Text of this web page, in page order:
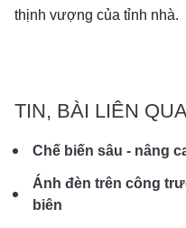
thịnh vượng của tỉnh nhà.
TIN, BÀI LIÊN
Chế biến sâu - nâng
Ánh đèn trên công
biên